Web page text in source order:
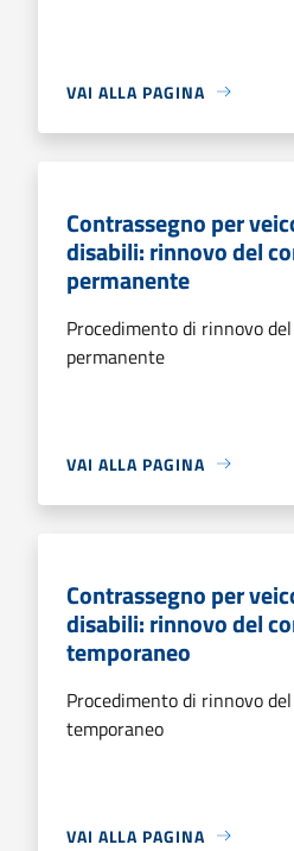
VAI ALLA PAGINA
Contrassegno per
disabili: rinnovo del
permanente
Procedimento di rinnovo
permanente
VAI ALLA PAGINA
Contrassegno per
disabili: rinnovo del
temporaneo
Procedimento di rinnovo
temporaneo
VAI ALLA PAGINA